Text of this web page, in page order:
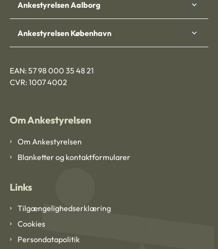
Ankestyrelsen Aalborg
Ankestyrelsen København
EAN: 57 98 000 35 48 21
CVR: 1007 4002
Om Ankestyrelsen
Om Ankestyrelsen
Blanketter og kontaktformularer
Links
Tilgængelighedserklæring
Cookies
Persondatapolitik